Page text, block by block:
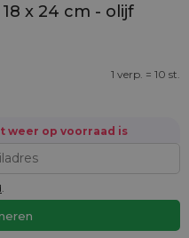
x 24 cm - olijf
1 verp. = 10 st.
weer op voorraad is
.